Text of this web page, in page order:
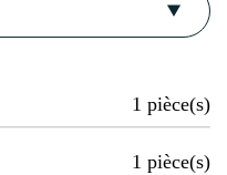
1 pièce(s)
1 pièce(s)